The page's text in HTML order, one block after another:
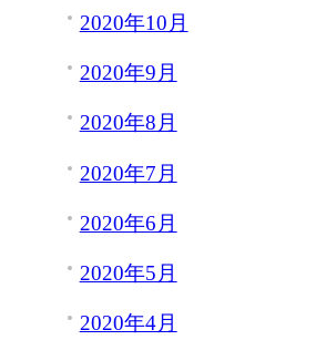
2020年10月
2020年9月
2020年8月
2020年7月
2020年6月
2020年5月
2020年4月